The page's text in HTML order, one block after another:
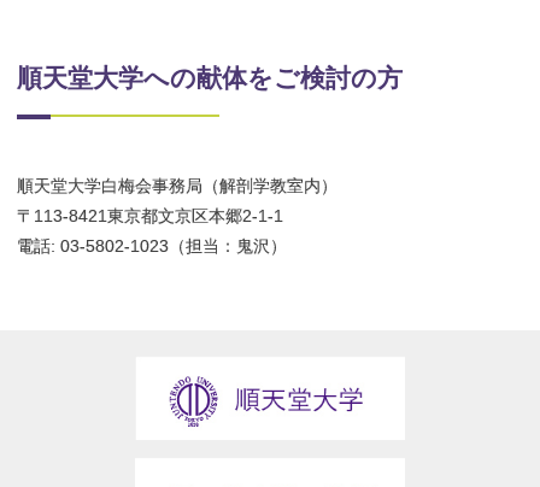
順天堂大学への献体をご検討の方
順天堂大学白梅会事務局（解剖学教室内）
〒113-8421東京都文京区本郷2-1-1
電話: 03-5802-1023（担当：鬼沢）